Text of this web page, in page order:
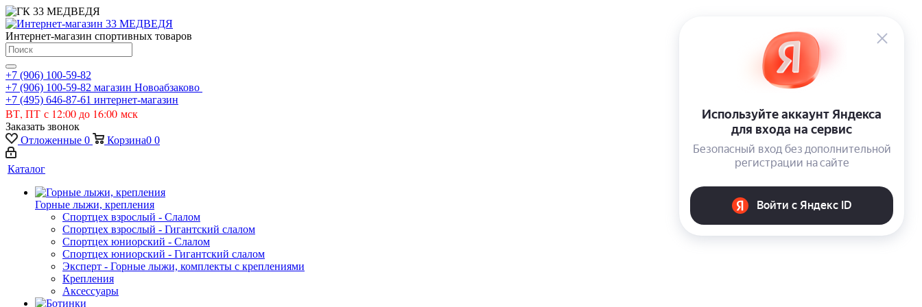
Интернет-магазин спортивных товаров
+7 (906) 100-59-82
+7 (906) 100-59-82 магазин Новоабзаково
+7 (495) 646-87-61 интернет-магазин
ВТ, ПТ с 12:00 до 16:00 мск
Заказать звонок
Отложенные 0 Корзина0 0
Каталог
Горные лыжи, крепления
Спортцех взрослый - Слалом
Спортцех взрослый - Гигантский слалом
Спортцех юниорский - Слалом
Спортцех юниорский - Гигантский слалом
Эксперт - Горные лыжи, комплекты с креплениями
Крепления
Аксессуары